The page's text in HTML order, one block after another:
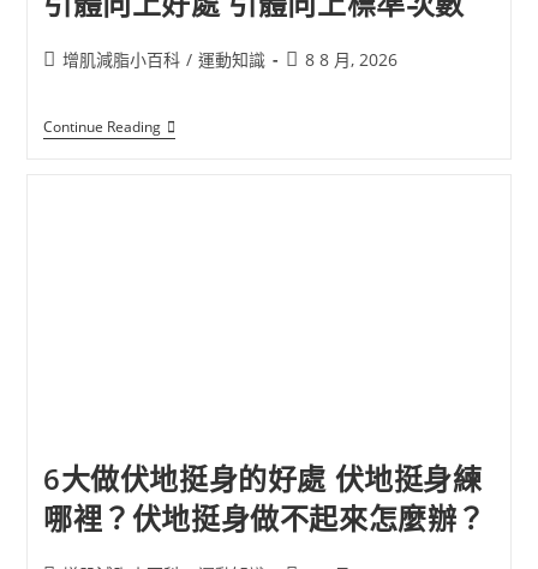
增肌減脂小百科 / 運動知識 8 8 月, 2026
Continue Reading
6大做伏地挺身的好處 伏地挺身練
哪裡？伏地挺身做不起來怎麼辦？